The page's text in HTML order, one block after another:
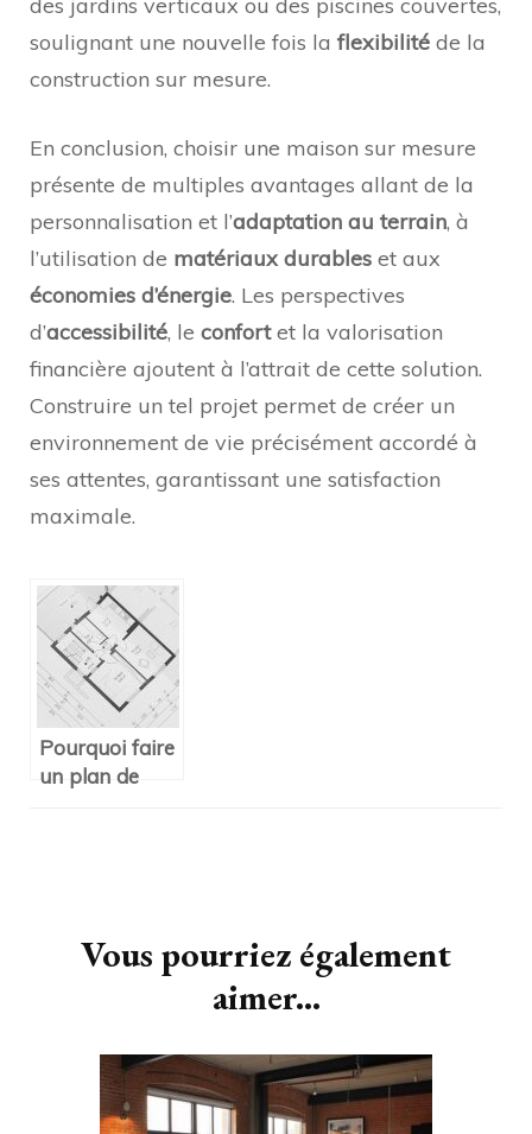
soulignant une nouvelle fois la flexibilité de la
construction sur mesure.
En conclusion, choisir une maison sur mesure
présente de multiples avantages allant de la
personnalisation et l’adaptation au terrain, à
l’utilisation de matériaux durables et aux
économies d’énergie. Les perspectives
d’accessibilité, le confortet la valorisation
financière ajoutent à l’attrait de cette solution.
Construire un tel projet permet de créer un
environnement de vie précisément accordé à
ses attentes, garantissant une satisfaction
maximale.
Pourquoi faire
un plan de
Vous pourriez également
aimer...